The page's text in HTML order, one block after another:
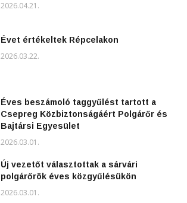
2026.04.21.
Évet értékeltek Répcelakon
2026.03.22.
Éves beszámoló taggyűlést tartott a
Csepreg Közbiztonságáért Polgárőr és
Bajtársi Egyesület
2026.03.01.
Új vezetőt választottak a sárvári
polgárőrök éves közgyűlésükön
2026.03.01.